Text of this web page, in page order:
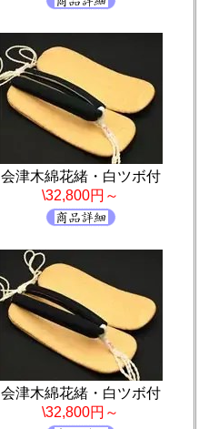
会津木綿花緒・白ツボ付
\32,800円～
会津木綿花緒・白ツボ付
\32,800円～